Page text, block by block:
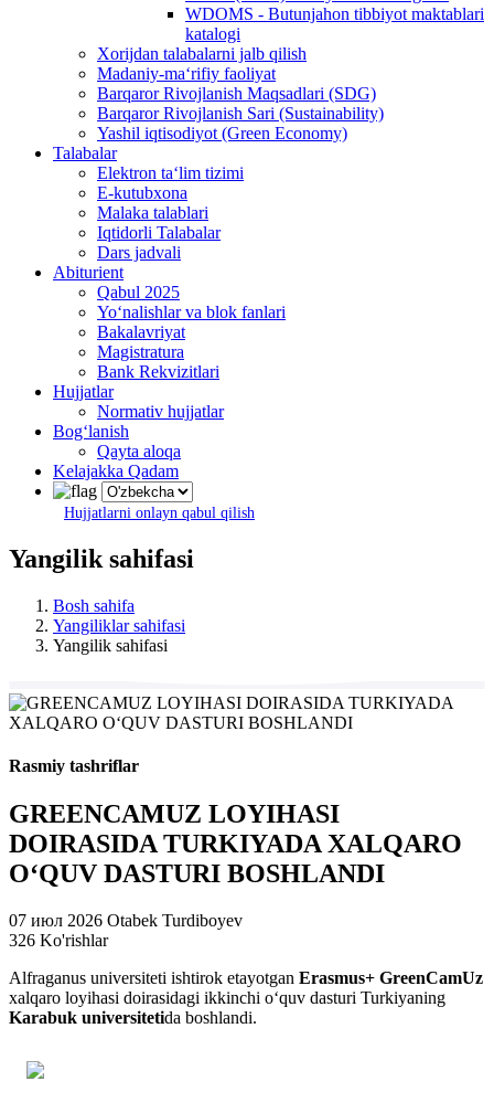
WDOMS - Butunjahon tibbiyot maktablari
katalogi
Xorijdan talabalarni jalb qilish
Madaniy-ma‘rifiy faoliyat
Barqaror Rivojlanish Maqsadlari (SDG)
Barqaror Rivojlanish Sari (Sustainability)
Yashil iqtisodiyot (Green Economy)
Talabalar
Elektron ta‘lim tizimi
E-kutubxona
Malaka talablari
Iqtidorli Talabalar
Dars jadvali
Abiturient
Qabul 2025
Yo‘nalishlar va blok fanlari
Bakalavriyat
Magistratura
Bank Rekvizitlari
Hujjatlar
Normativ hujjatlar
Bog‘lanish
Qayta aloqa
Kelajakka Qadam
Hujjatlarni onlayn qabul qilish
Yangilik sahifasi
Bosh sahifa
Yangiliklar sahifasi
Yangilik sahifasi
Rasmiy tashriflar
GREENCAMUZ LOYIHASI
DOIRASIDA TURKIYADA XALQARO
O‘QUV DASTURI BOSHLANDI
07 июл 2026 Otabek Turdiboyev
326 Ko'rishlar
Alfraganus universiteti ishtirok etayotgan Erasmus+ GreenCamUz
xalqaro loyihasi doirasidagi ikkinchi o‘quv dasturi Turkiyaning
Karabuk universitetida boshlandi.